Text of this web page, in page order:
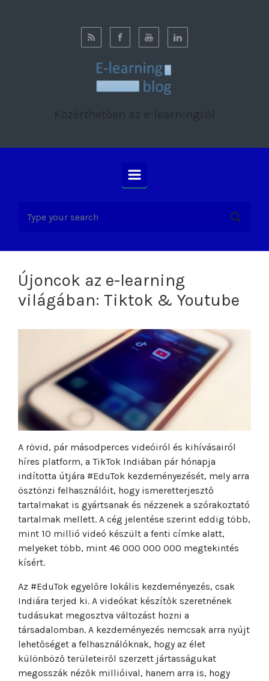
Közérthetően az e-learningről
Újoncok az e-learning
világában: Tiktok & Youtube
A rövid, pár másodperces videóiról és kihívásairól
híres platform, a TikTok Indiában pár hónapja
indította útjára #EduTok kezdeményezését, mely arra
ösztönzi felhasználóit, hogy ismeretterjesztő
tartalmakat is gyártsanak és nézzenek a szórakoztató
tartalmak mellett. A cég jelentése szerint eddig több,
mint 10 millió videó készült a fenti címke alatt,
melyeket több, mint 46 000 000 000 megtekintés
kísért.
Az #EduTok egyelőre lokális kezdeményezés, csak
Indiára terjed ki. A videókat készítők szeretnének
tudásukat megosztva változást hozni a
társadalomban. A kezdeményezés nemcsak arra nyújt
lehetőséget a felhasználóknak, hogy az élet
különböző területeiről szerzett jártasságukat
megosszák nézők millióival, hanem arra is, hogy